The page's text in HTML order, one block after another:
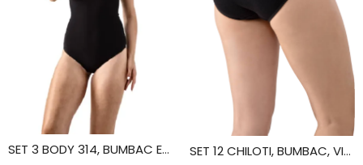
SET 3 BODY 314, BUMBAC ELASTAN, VIVALDI SET 12 CHILOTI, BUMBAC, VIVALDI